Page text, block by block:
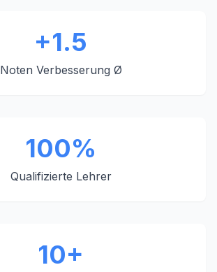
+1.5
Noten Verbesserung Ø
100%
Qualifizierte Lehrer
10+